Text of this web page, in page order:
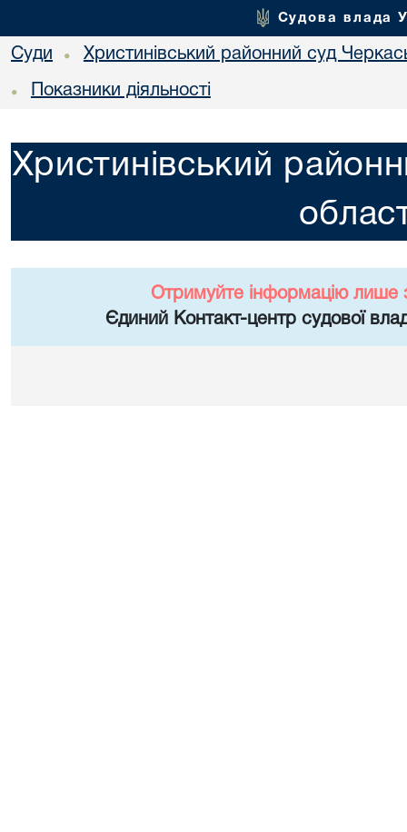
Судова влада
Суди • Христинівський районний суд
• Показники діяльності
Христинівський
Отримуйте інформацію лише
Єдиний Контакт-центр судової